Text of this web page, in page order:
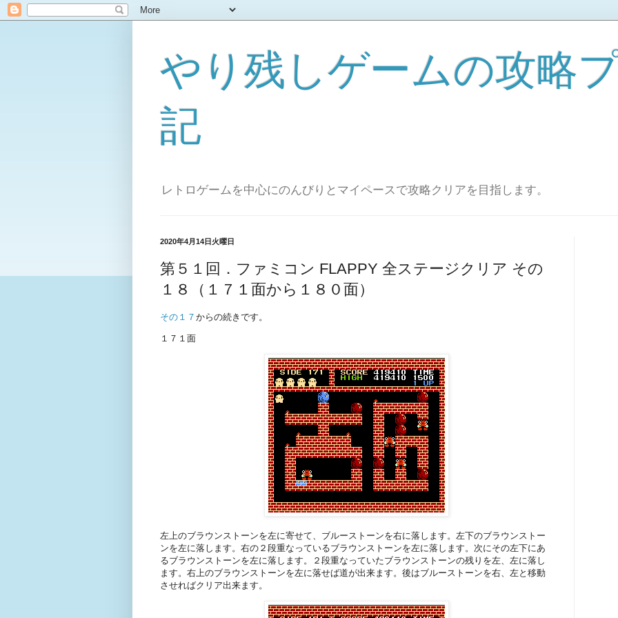
やり残しゲームの攻略
記
レトロゲームを中心にのんびりとマイペースで攻略クリアを目指します。
2020年4月14日火曜日
第５１回．ファミコン FLAPPY 全ステージクリア その
１８（１７１面から１８０面）
その１７ からの続きです。
１７１面
左上のブラウンストーンを左に寄せて、ブルーストーンを右に落します。左下のブラウンストー
ンを左に落します。右の２段重なっているブラウンストーンを左に落します。次にその左下にあ
るブラウンストーンを左に落します。２段重なっていたブラウンストーンの残りを左、左に落し
ます。右上のブラウンストーンを左に落せば道が出来ます。後はブルーストーンを右、左と移動
させればクリア出来ます。